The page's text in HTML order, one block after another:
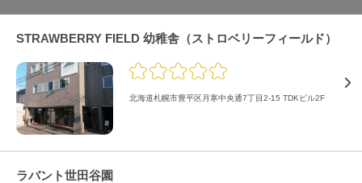
STRAWBERRY FIELD 幼稚舎（ストロベリーフィールド）
北海道札幌市豊平区月寒中央通7丁目2-15 TDKビル2F
ラバント世田谷園